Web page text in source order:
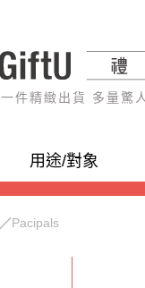
一件精緻出貨 多量驚
用途/對象
／Pacipals